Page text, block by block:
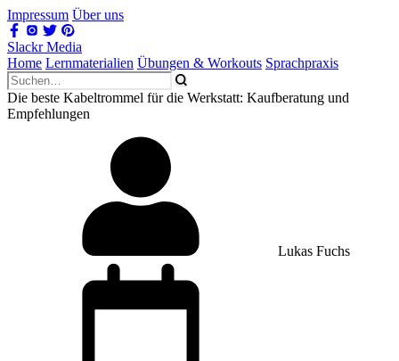
Impressum Über uns
Slackr Media
Home Lernmaterialien Übungen & Workouts Sprachpraxis
Die beste Kabeltrommel für die Werkstatt: Kaufberatung und
Empfehlungen
Lukas Fuchs